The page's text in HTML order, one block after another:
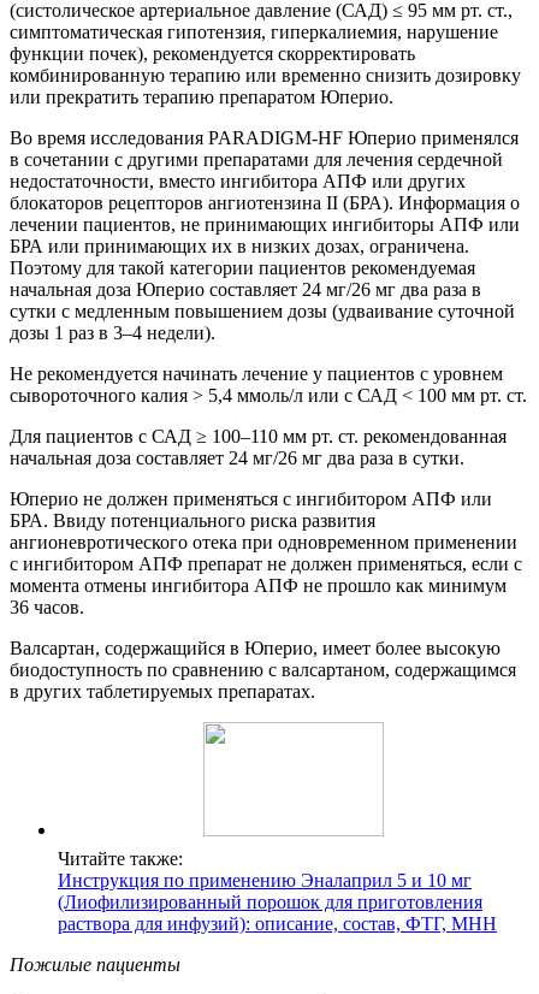
(систолическое артериальное давление (САД) ≤ 95 мм рт. ст.,
симптоматическая гипотензия, гиперкалиемия, нарушение
функции почек), рекомендуется скорректировать
комбинированную терапию или временно снизить дозировку
или прекратить терапию препаратом Юперио.
Во время исследования PARADIGM-HF Юперио применялся
в сочетании с другими препаратами для лечения сердечной
недостаточности, вместо ингибитора АПФ или других
блокаторов рецепторов ангиотензина II (БРА). Информация о
лечении пациентов, не принимающих ингибиторы АПФ или
БРА или принимающих их в низких дозах, ограничена.
Поэтому для такой категории пациентов рекомендуемая
начальная доза Юперио составляет 24 мг/26 мг два раза в
сутки с медленным повышением дозы (удваивание суточной
дозы 1 раз в 3–4 недели).
Не рекомендуется начинать лечение у пациентов с уровнем
сывороточного калия > 5,4 ммоль/л или с САД < 100 мм рт. ст.
Для пациентов с САД ≥ 100–110 мм рт. ст. рекомендованная
начальная доза составляет 24 мг/26 мг два раза в сутки.
Юперио не должен применяться с ингибитором АПФ или
БРА. Ввиду потенциального риска развития
ангионевротического отека при одновременном применении
с ингибитором АПФ препарат не должен применяться, если с
момента отмены ингибитора АПФ не прошло как минимум
36 часов.
Валсартан, содержащийся в Юперио, имеет более высокую
биодоступность по сравнению с валсартаном, содержащимся
в других таблетируемых препаратах.
Читайте также:
Инструкция по применению Эналаприл 5 и 10 мг
(Лиофилизированный порошок для приготовления
раствора для инфузий): описание, состав, ФТГ, МНН
Пожилые пациенты